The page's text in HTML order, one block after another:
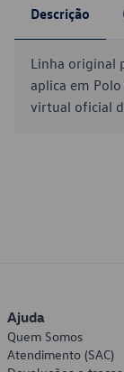
Descrição
Linha original
aplica em
virtual oficial
Ajuda
Quem Somos
Atendimento (SAC)